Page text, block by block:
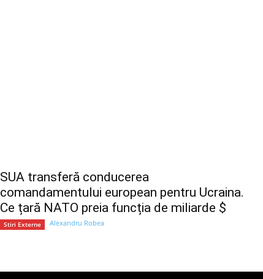
SUA transferă conducerea
comandamentului european pentru Ucraina.
Ce țară NATO preia funcția de miliarde $
Stiri Externe Alexandru Robea